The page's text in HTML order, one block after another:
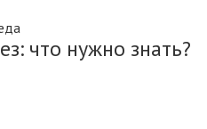
что нужно знать?